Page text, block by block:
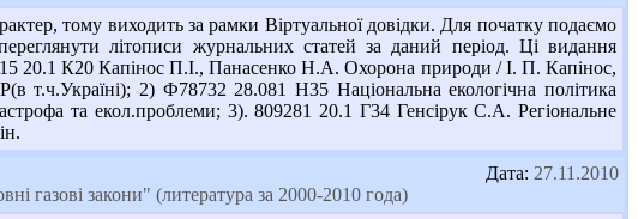
тому виходить за рамки Віртуальної довідки. Для початку подаємо
літописи журнальних статей за даний період. Ці видання
20.1 К20 Капінос П.І., Панасенко Н.А. Охорона природи / І. П. Капінос,
2) Ф78732 28.081 Н35 Національна екологічна політика
та екол.проблеми; 3). 809281 20.1 Г34 Генсірук С.А. Регіональне
Дата: 27.11.2010
газові закони" (литература за 2000-2010 года)